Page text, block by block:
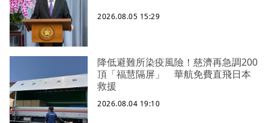
2026.08.05 15:29
降低避難所染疫風險！慈濟再急調200
頂「福慧隔屏」 華航免費直飛日本
救援
2026.08.04 19:10